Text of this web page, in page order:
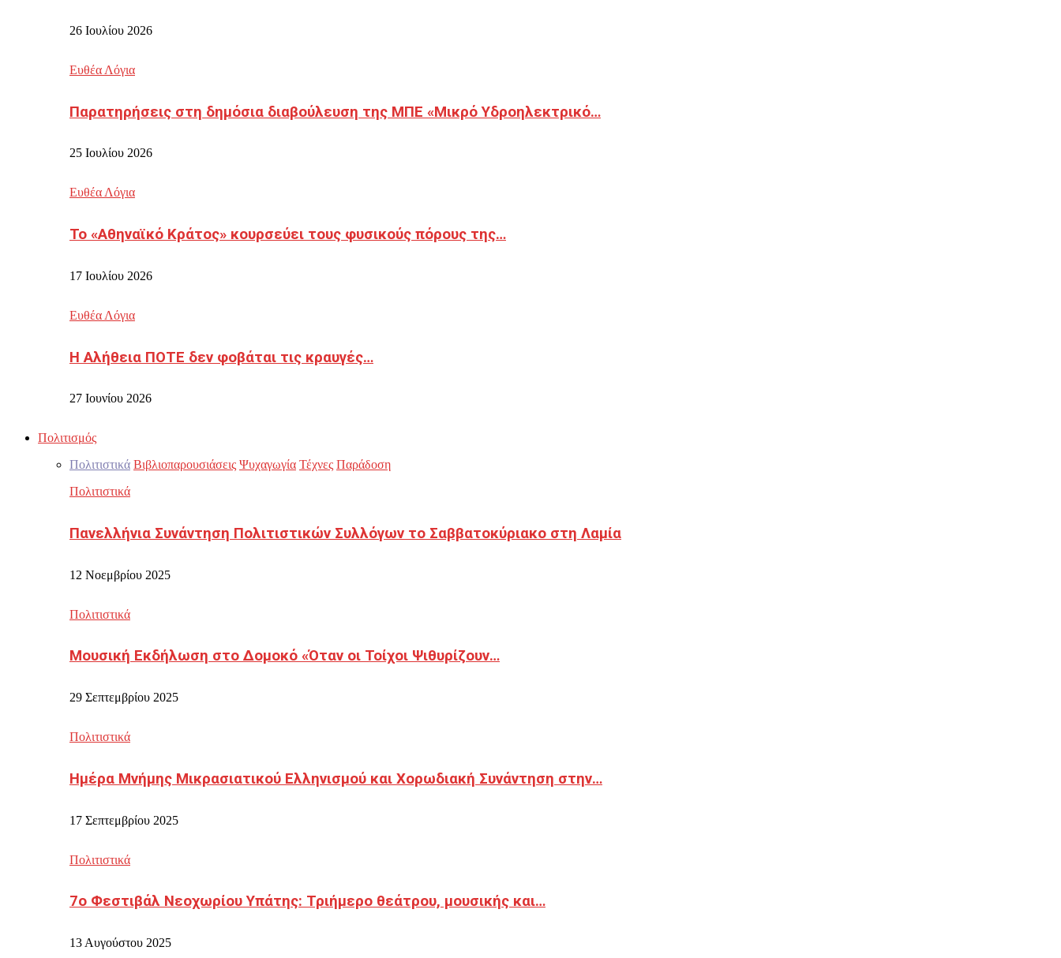
26 Ιουλίου 2026
Ευθέα Λόγια
Παρατηρήσεις στη δημόσια διαβούλευση της ΜΠΕ «Μικρό Υδροηλεκτρικό…
25 Ιουλίου 2026
Ευθέα Λόγια
Το «Αθηναϊκό Κράτος» κουρσεύει τους φυσικούς πόρους της…
17 Ιουλίου 2026
Ευθέα Λόγια
Η Αλήθεια ΠΟΤΕ δεν φοβάται τις κραυγές…
27 Ιουνίου 2026
Πολιτισμός
Πολιτιστικά Βιβλιοπαρουσιάσεις Ψυχαγωγία Τέχνες Παράδοση
Πολιτιστικά
Πανελλήνια Συνάντηση Πολιτιστικών Συλλόγων το Σαββατοκύριακο στη Λαμία
12 Νοεμβρίου 2025
Πολιτιστικά
Μουσική Εκδήλωση στο Δομοκό «Όταν οι Τοίχοι Ψιθυρίζουν…
29 Σεπτεμβρίου 2025
Πολιτιστικά
Ημέρα Μνήμης Μικρασιατικού Ελληνισμού και Χορωδιακή Συνάντηση στην…
17 Σεπτεμβρίου 2025
Πολιτιστικά
7ο Φεστιβάλ Νεοχωρίου Υπάτης: Τριήμερο θεάτρου, μουσικής και…
13 Αυγούστου 2025